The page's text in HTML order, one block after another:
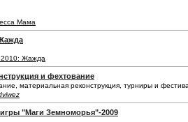
Мама
Жажда
и фехтование
материальная реконструкция, турниры и
игры "Маги Земноморья"-2009